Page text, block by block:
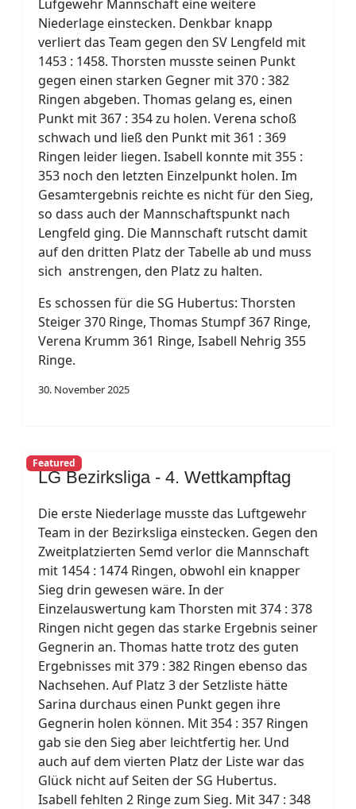
Lufgewehr Mannschaft eine weitere
Niederlage einstecken. Denkbar knapp
verliert das Team gegen den SV Lengfeld mit
1453 : 1458. Thorsten musste seinen Punkt
gegen einen starken Gegner mit 370 : 382
Ringen abgeben. Thomas gelang es, einen
Punkt mit 367 : 354 zu holen. Verena schoß
schwach und ließ den Punkt mit 361 : 369
Ringen leider liegen. Isabell konnte mit 355 :
353 noch den letzten Einzelpunkt holen. Im
Gesamtergebnis reichte es nicht für den Sieg,
so dass auch der Mannschaftspunkt nach
Lengfeld ging. Die Mannschaft rutscht damit
auf den dritten Platz der Tabelle ab und muss
sich anstrengen, den Platz zu halten.
Es schossen für die SG Hubertus: Thorsten
Steiger 370 Ringe, Thomas Stumpf 367 Ringe,
Verena Krumm 361 Ringe, Isabell Nehrig 355
Ringe.
30. November 2025
Featured
LG Bezirksliga - 4. Wettkampftag
Die erste Niederlage musste das Luftgewehr
Team in der Bezirksliga einstecken. Gegen den
Zweitplatzierten Semd verlor die Mannschaft
mit 1454 : 1474 Ringen, obwohl ein knapper
Sieg drin gewesen wäre. In der
Einzelauswertung kam Thorsten mit 374 : 378
Ringen nicht gegen das starke Ergebnis seiner
Gegnerin an. Thomas hatte trotz des guten
Ergebnisses mit 379 : 382 Ringen ebenso das
Nachsehen. Auf Platz 3 der Setzliste hätte
Sarina durchaus einen Punkt gegen ihre
Gegnerin holen können. Mit 354 : 357 Ringen
gab sie den Sieg aber leichtfertig her. Und
auch auf dem vierten Platz der Liste war das
Glück nicht auf Seiten der SG Hubertus.
Isabell fehlten 2 Ringe zum Sieg. Mit 347 : 348